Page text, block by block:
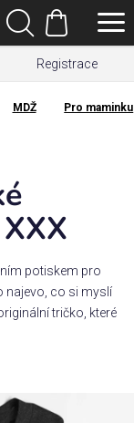
Registrace
Hledat
Nákupní
košík
MDŽ Pro maminku
potiskem pro
najevo, co si myslí
tričko, které